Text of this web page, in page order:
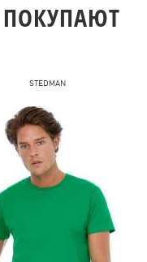
STEDMAN